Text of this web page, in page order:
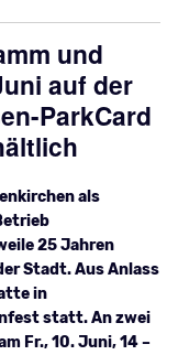
und
auf der
ParkCard
als
25 Jahren
Stadt. Aus Anlass
in
statt. An zwei
Fr., 10. Juni, 14 –